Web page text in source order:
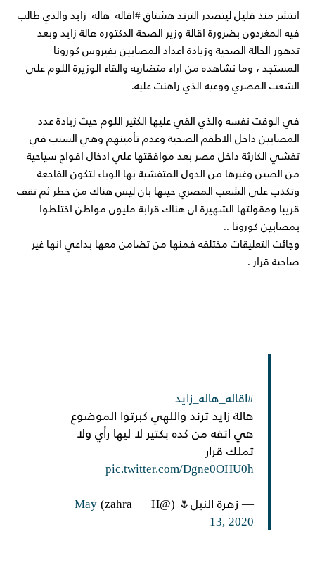
انتشر منذ قليل ليتصدر الترند هشتاق #اقاله_هاله_زايد والذي طالب
فيه المغردون بضرورة اقالة وزير الصحة الدكتوره هالة زايد وبعد
تدهور الحالة الصحية وزيادة اعداد المصابين بفيروس كورونا
المستجد ، وما نشاهده من اراء متضاربه والقاء الوزيرة اللوم على
الشعب المصري ووعيه الذي راهنت عليه.
في الوقت نفسه والذي القي عليها الكثير اللوم حيث زيادة عدد
المصابين داخل الاطقم الصحية وعدم تأمينهم وهي السبب في
تفشي الكارثة داخل مصر بعد موافقتها علي ادخال افواج سياحية
من الصين وغيرها من الدول المتفشية بها الوباء لتكون الفاجعة
وتكذب على الشعب المصري حينها بان ليس هناك من خطر ثم تقف
قريبا ومقولتها الشهيرة ان هناك قرابة مليون مواطن اختلطوا
بمصابين كورونا ..
وجائت التعليقات مختلفه فمنها من تضامن معها بداعي انها غير
صاحبة قرار .
#اقاله_هاله_زايد
هالة زايد ترند واللهي كبرتوا الموضوع
هي اتفه من كده بكتير لا ليها رأي ولا
تملك قرار
pic.twitter.com/Dgne0OHU0h
— زهرة النيل🌷 (@zahra___H)
May
13, 2020